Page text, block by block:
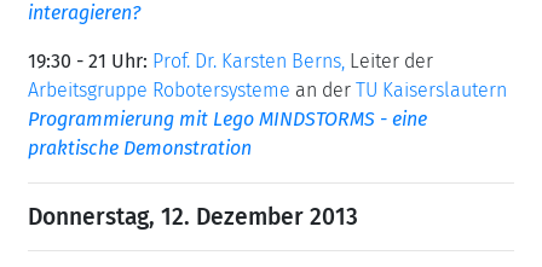
interagieren?
19:30 - 21 Uhr: Prof. Dr. Karsten Berns, Leiter der
Arbeitsgruppe Robotersysteme an der TU Kaiserslautern
Programmierung mit Lego MINDSTORMS - eine
praktische Demonstration
Donnerstag, 12. Dezember 2013